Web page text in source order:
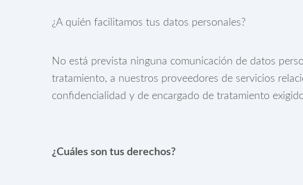
¿A quién facilitamos tus datos personales?
No está prevista ninguna comunicación de datos
tratamiento, a nuestros proveedores de servicios
confidencialidad y de encargado de tratamiento
¿Cuáles son tus derechos?